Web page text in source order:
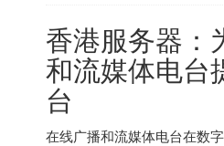
香港服务器
和流媒体电台
台
在线广播和流媒体电台在数